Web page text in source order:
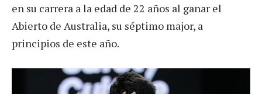
en su carrera a la edad de 22 años al ganar el
Abierto de Australia, su séptimo major, a
principios de este año.